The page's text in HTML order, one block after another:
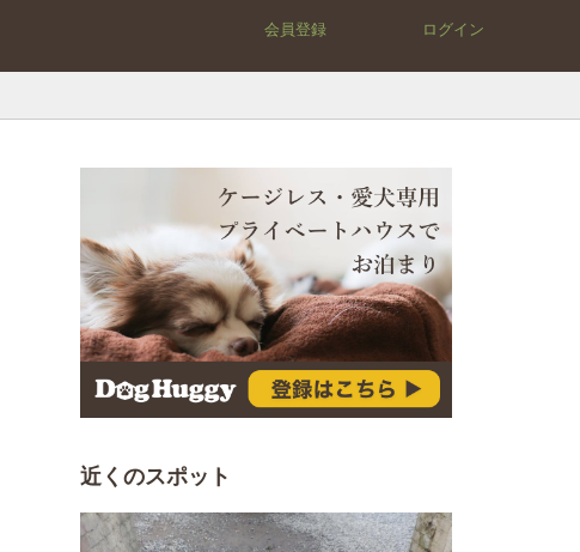
会員登録 ログイン
近くのスポット